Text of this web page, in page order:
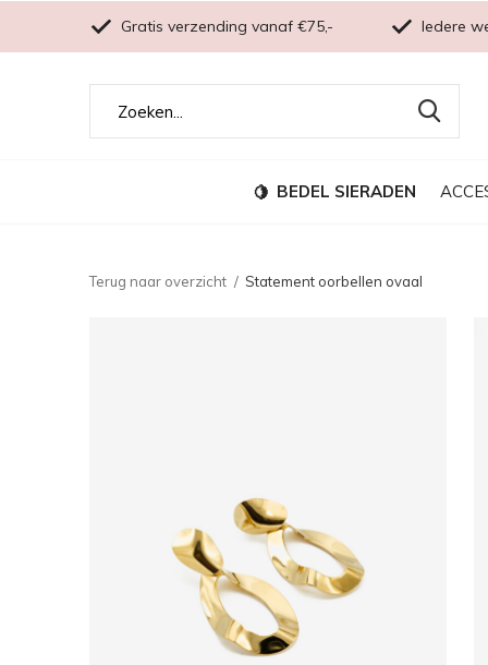
BEDEL SIERADEN
Gratis verzending vanaf €75,- Iedere
Terug naar overzicht Statement oorbellen ovaal